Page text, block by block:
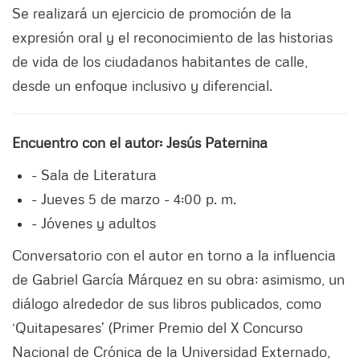
Se realizará un ejercicio de promoción de la
expresión oral y el reconocimiento de las historias
de vida de los ciudadanos habitantes de calle,
desde un enfoque inclusivo y diferencial.
Encuentro con el autor: Jesús Paternina
- Sala de Literatura
- Jueves 5 de marzo - 4:00 p. m.
- Jóvenes y adultos
Conversatorio con el autor en torno a la influencia
de Gabriel García Márquez en su obra; asimismo, un
diálogo alrededor de sus libros publicados, como
‘Quitapesares’ (Primer Premio del X Concurso
Nacional de Crónica de la Universidad Externado,